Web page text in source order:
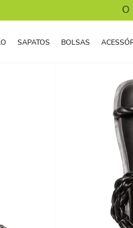
SAPATOS BOLSAS